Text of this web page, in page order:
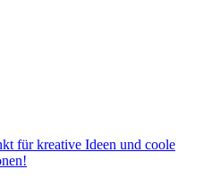
für kreative Ideen und coole